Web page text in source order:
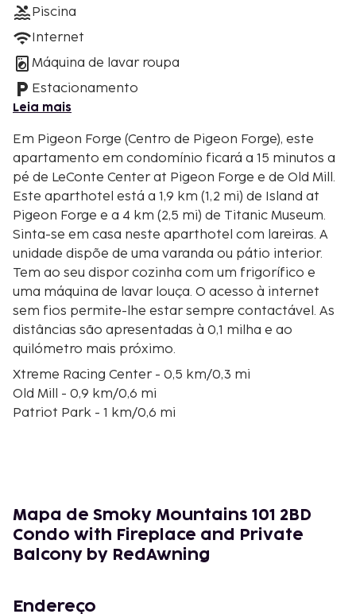
Piscina
Internet
Máquina de lavar roupa
Estacionamento
Leia mais
Em Pigeon Forge (Centro de Pigeon Forge), este
apartamento em condomínio ficará a 15 minutos a
pé de LeConte Center at Pigeon Forge e de Old Mill.
Este aparthotel está a 1,9 km (1,2 mi) de Island at
Pigeon Forge e a 4 km (2,5 mi) de Titanic Museum.
Sinta-se em casa neste aparthotel com lareiras. A
unidade dispõe de uma varanda ou pátio interior.
Tem ao seu dispor cozinha com um frigorífico e
uma máquina de lavar louça. O acesso à internet
sem fios permite-lhe estar sempre contactável. As
distâncias são apresentadas à 0,1 milha e ao
quilómetro mais próximo.
Xtreme Racing Center - 0,5 km/0,3 mi
Old Mill - 0,9 km/0,6 mi
Patriot Park - 1 km/0,6 mi
Alcatraz East Crime Museum - 1,7 km/1,1 mi
Island at Pigeon Forge - 1,9 km/1,2 mi
Pirates Voyage Dinner & Show - 1,9 km/1,2 mi
The Ripken Experience - Pigeon Forge - 2 km/1,2 mi
km/1,3 mi
Mapa de Smoky Mountains 101 2BD
Condo with Fireplace and Private
Balcony by RedAwning
Endereço